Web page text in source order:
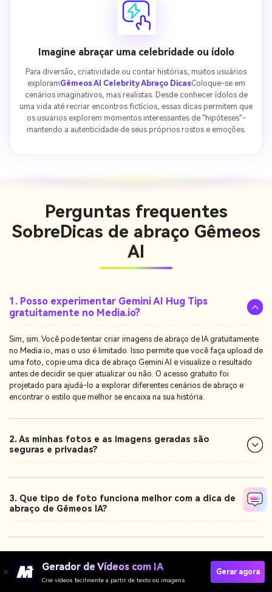
Imagine abraçar uma celebridade ou ídolo
Para diversão, criatividade ou contar histórias, muitos usuários
exploramGêmeos AI Celebrity Abraço DicasColoque-se em
cenários imaginativos, mas realistas. Desde conhecer ídolos de
uma vida até recriar encontros fictícios, essas dicas permitem que
os usuários explorem momentos interessantes de "hipóteses"-
mantendo a autenticidade de seus próprios rostos e emoções.
Perguntas frequentes
Sobre Dicas de abraço Gêmeos
AI
1. Posso experimentar Gemini AI Hug Tips
gratuitamente no Media.io?
Sim, sim. Você pode tentar criar imagens de abraço de IA gratuitamente
no Media.io, mas o uso é limitado. Isso permite que você faça upload de
uma foto, copie uma dica de abraço Gemini AI e visualize o resultado
antes de decidir se quer atualizar ou não. O acesso gratuito foi
projetado para ajudá-lo a explorar diferentes cenários de abraço e
encontrar o estilo que melhor se encaixa na sua história.
2. As minhas fotos e as imagens geradas são
seguras e privadas?
3. Que tipo de foto funciona melhor com a dica de
abraço de Gêmeos IA?
escrita de prompt?
Gerador de Vídeos com IA
Crie vídeos facilmente a partir de texto ou imagens
Gerar agora